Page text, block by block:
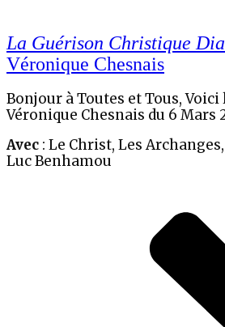
La Guérison Christique
Véronique Chesnais
Bonjour à Toutes et Tous,
Véronique Chesnais du 6 Mars
Avec : Le Christ, Les Archanges,
Luc Benhamou